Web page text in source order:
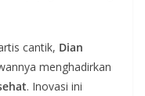
cantik, Dian
menghadirkan
. Inovasi ini